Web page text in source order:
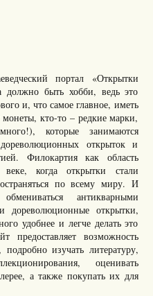
портал «Открытки
должно быть хобби, ведь это
и, что самое главное, иметь
кто-то – редкие марки,
которые занимаются
открыток и
Филокартия как область
когда открытки стали
по всему миру. И
антикварными
дореволюционные открытки,
удобнее и легче делать это
возможность
изучать литературу,
оценивать
а также покупать их для